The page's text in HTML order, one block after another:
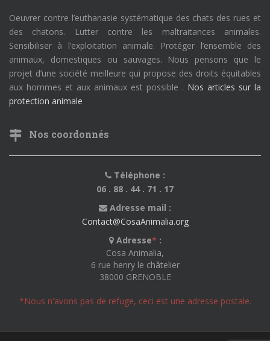
Oeuvrer contre l’euthanasie systématique des chats des rues et
des chatons. Lutter contre les maltraitances animales.
Sensibiliser à l’exploitation animale. Protéger l’ensemble des
animaux, domestiques ou sauvages. Nous pensons que le
projet d’une société meilleure qui propose des droits équitables
aux hommes et aux animaux est possible . Nos articles sur la
protection animale
Nos coordonnés
Téléphone :
06 . 88 . 44 . 71 . 17
Adresse mail :
Contact@CosaAnimalia.org
Adresse* :
Cosa Animalia,
6 rue henry le châtelier
38000 GRENOBLE
*Nous n'avons pas de refuge, ceci est une adresse postale.